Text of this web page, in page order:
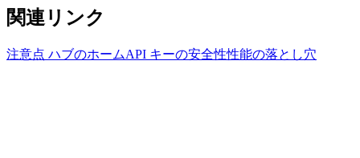
関連リンク
注意点 ハブのホームAPI キーの安全性性能の落とし穴